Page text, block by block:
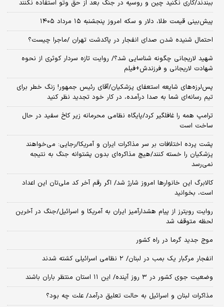
ببندند/کاری نکنید چین و روسیه در جنگ بعد از حق وتو استفاده نکنند
پیش‌بینی قیمت طلا، دلار و سکه امروز پنجشنبه ۱۵ مرداد ۱۴۰۵
احتمال شنیده شدن صدای انفجار در پاکدشت تهران /ماجرا چیست؟
شهید لاریجانی چگونه شناسایی شد؟/ روایت تازه سردار کوثری از نحوه
شهادت لاریجانی و فرزندش+فیلم
پس‌لرزه‌های شایعه استعفای پزشکیان/آقای رئیس جمهور! زنگ خطر برای
تیم رسانه‌ای شما به صدا درآمده، در کار خود تجدید نظر کنید
ترامپ همه را غافلگیر کرد/پایگاه نظامی محرمانه زیر کاخ سفید در حال
ساخت است
پشت پرده اختلافات بر سر مذاکرات ایران و آمریکا/رجایی: می‌خواهند
پزشکیان را خسته کنند/هیچ مذاکره‌ای بدون پشتوانه جنگ به نتیجه
نمی‌رسد
کالابرگ این خانوارها امروز شارژ شد/ اگر رقم آخر کد ملی‌تان این اعداد
است، بخوانید
روایت رویترز از پیام هشدارآمیز ایران به آمریکا و اسرائیل/جنگ در آخرین
لحظه متوقف شد
موج جدید گرما در راه کشور
انفجار مرگبار یک بمب در لبنان/ ۲ نظامی اسرائیلی کشته شدند
وضعیت جوی کشور در ۳ روز آینده/ این ۱۱ استان منتظر باران باشند
مذاکرات لبنان و اسرائیل به حالت تعلیق درآمد/ علت چه بود؟